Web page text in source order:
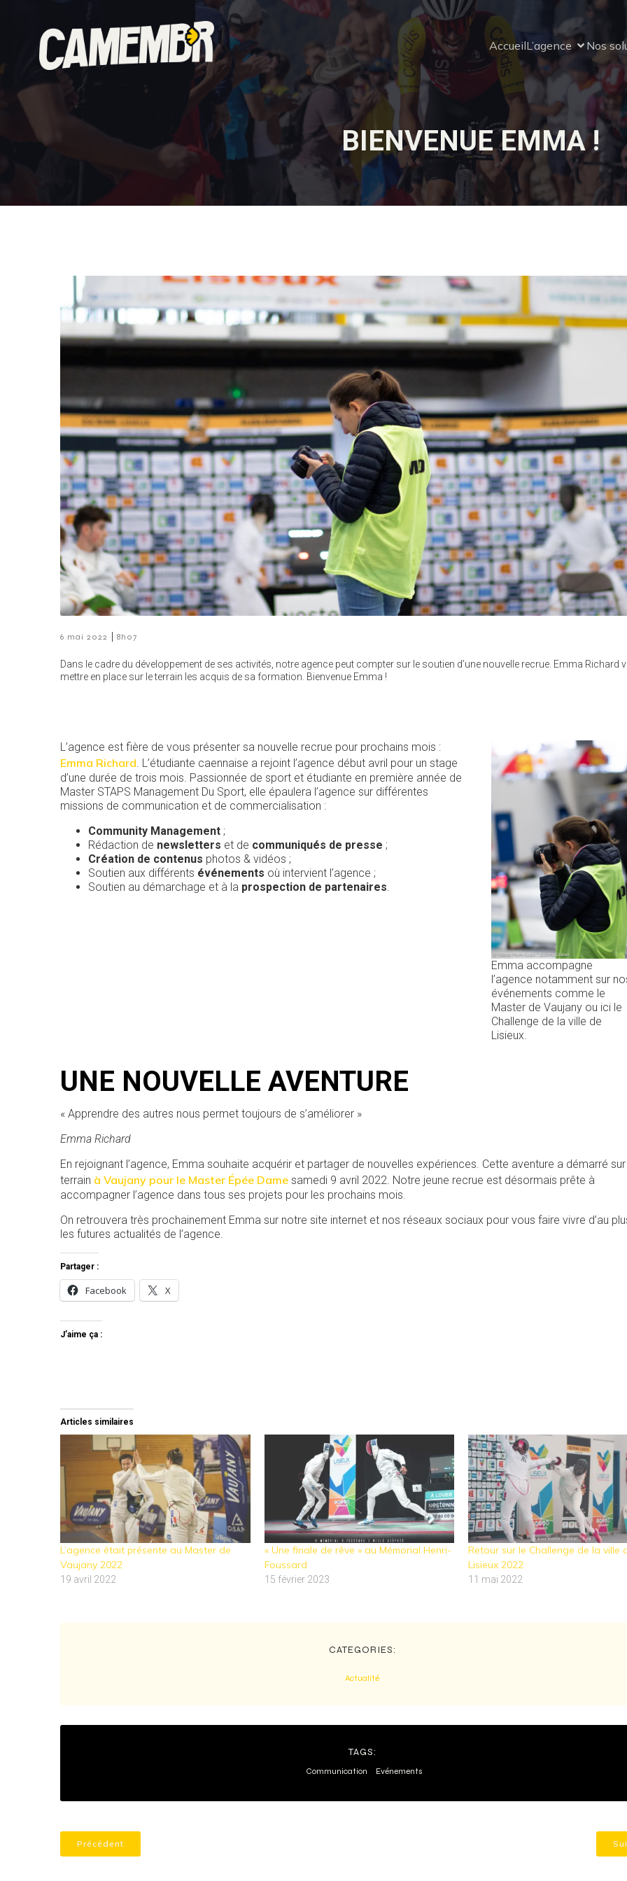
AccueilL’agence Nos
BIENVENUE EMMA !
6 mai 2022 | 8h07
Dans le cadre du développement de ses activités, notre agence peut compter sur le soutien d’une nouvelle recrue. Emma Richard
mettre en place sur le terrain les acquis de sa formation. Bienvenue Emma !
L’agence est fière de vous présenter sa nouvelle recrue pour prochains mois :
Emma Richard. L’étudiante caennaise a rejoint l’agence début avril pour un stage
d’une durée de trois mois. Passionnée de sport et étudiante en première année de
Master STAPS Management Du Sport, elle épaulera l’agence sur différentes
missions de communication et de commercialisation :
Community Management ;
Rédaction de newsletters et de communiqués de presse ;
Création de contenus photos & vidéos ;
Soutien aux différents événements où intervient l’agence ;
Soutien au démarchage et à la prospection de partenaires.
Emma accompagne
l’agence notamment sur
événements comme le
Master de Vaujany ou ici le
Challenge de la ville de
Lisieux.
UNE NOUVELLE AVENTURE
« Apprendre des autres nous permet toujours de s’améliorer »
Emma Richard
En rejoignant l’agence, Emma souhaite acquérir et partager de nouvelles expériences. Cette aventure a démarré
terrain à Vaujany pour le Master Épée Dame samedi 9 avril 2022. Notre jeune recrue est désormais prête à
accompagner l’agence dans tous ses projets pour les prochains mois.
On retrouvera très prochainement Emma sur notre site internet et nos réseaux sociaux pour vous faire vivre d’au
les futures actualités de l’agence.
Partager :
Facebook X
J’aime ça :
Articles similaires
L’agence était présente au Master de
Vaujany 2022
19 avril 2022
« Une finale de rêve » au Mémorial Henri-
Foussard
15 février 2023
Retour sur le Challenge de la ville
Lisieux 2022
11 mai 2022
CATEGORIES:
Actualité
TAGS:
Communication Evénements
Précédent